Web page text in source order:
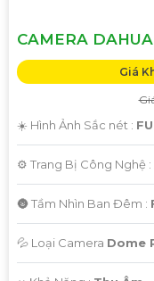
CAMERA
Giá
☀️ Hình Ảnh Sắc nét :
⚙ Trang Bị Công Nghệ :
🌚 Tầm Nhìn Ban Đêm :
💦 Loại Camera Dome